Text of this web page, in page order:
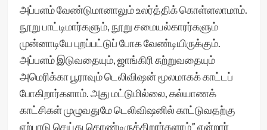
அப்பளம் வேண்டுமானாலும் உலர்த்திக் கொள்ளலாமாம்.
நூறு பாட்டிமார்களும், நூறு சமையல்காரர்களும்
முன்னாடியே புறப்பட்டுப் போக வேண்டியிருக்கும்.
அப்பளம் இடுவதையும், ஜாங்கிரி சுற்றுவதையும்
அமெரிக்கா பூராவும் டெலிவிஷன் மூலமாகக் காட்டப்
போகிறார்களாம். அது மட்டுமில்லை, கல்யாணக்
காட்சிகள் முழுவதுமே டெலிவிஷனில் காட்டுவதற்கு
ஏற்பாடு செய்து கொண்டிருக்கிறார்களாம்” என்றார்